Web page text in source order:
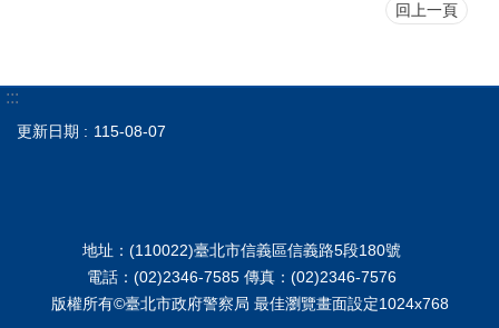
回上一頁
:::
更新日期 115-08-07
地址：(110022)臺北市信義區信義路5段180號
電話：(02)2346-7585 傳真：(02)2346-7576
版權所有©臺北市政府警察局 最佳瀏覽畫面設定1024x768